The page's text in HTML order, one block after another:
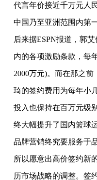
代言年价接近千万元人
中国乃至亚洲范围内第
后来据ESPN报道，郭
内的各项激励条款，每
2000万元)。而在那之
琦的签约费用为每年小
投入也保持在百万元级
终大幅提升了国内篮球
品牌营销终究要服务于
所以愿意出高价签约新
历市场战略的调整。签